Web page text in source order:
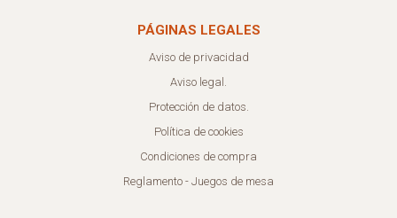
PÁGINAS LEGALES
Aviso de privacidad
Aviso legal.
Protección de datos.
Política de cookies
Condiciones de compra
Reglamento - Juegos de mesa